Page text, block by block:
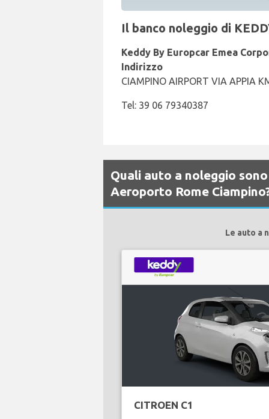
Il banco noleggio di
Keddy By Europcar Emea
Indirizzo
CIAMPINO AIRPORT VIA APPIA
Tel: 39 06 79340387
Quali auto a noleggio
Aeroporto Rome
Le auto a
CITROEN C1